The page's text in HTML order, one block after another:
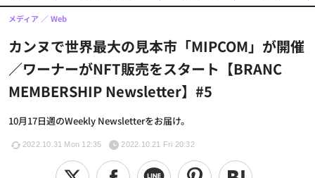
カンヌで世界最大の見本市「MIPCOM」が開催
／ワーナーがNFT販売をスタート【BRANC
MEMBERSHIP Newsletter】#5
10月17日週のWeekly Newsletterをお届け。
メディア Web
2022.10.31 Mon 12:35 2022.10.21 Fri 20:32